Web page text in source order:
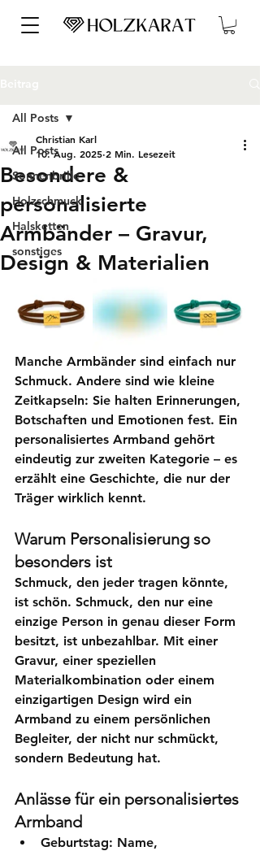
All Posts
Sonnenbrille
Holzschmuck
Halsketten
sonstiges
All Posts
Besondere &
personalisierte
Armbänder – Gravur,
Design & Materialien
Christian Karl
10. Aug. 2025 2 Min. Lesezeit
Manche Armbänder sind einfach nur
Schmuck. Andere sind wie kleine
Zeitkapseln: Sie halten Erinnerungen,
Botschaften und Emotionen fest. Ein
personalisiertes Armband gehört
eindeutig zur zweiten Kategorie – es
erzählt eine Geschichte, die nur der
Träger wirklich kennt.
Warum Personalisierung so
besonders ist
Schmuck, den jeder tragen könnte,
ist schön. Schmuck, den nur eine
einzige Person in genau dieser Form
besitzt, ist unbezahlbar. Mit einer
Gravur, einer speziellen
Materialkombination oder einem
einzigartigen Design wird ein
Armband zu einem persönlichen
Begleiter, der nicht nur schmückt,
sondern Bedeutung hat.
Anlässe für ein personalisiertes
Armband
Geburtstag: Name,